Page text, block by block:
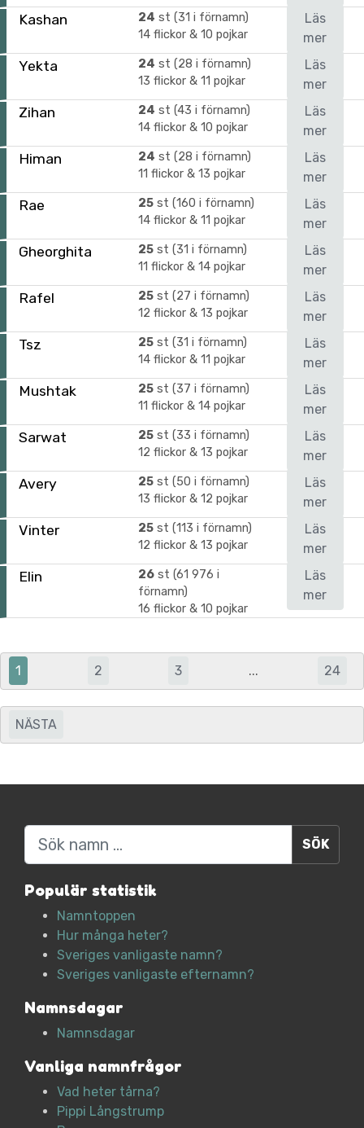
Kashan 24 st (31 i förnamn)
14 flickor & 10 pojkar
Läs
mer
Yekta 24 st (28 i förnamn)
13 flickor & 11 pojkar
Läs
mer
Zihan 24 st (43 i förnamn)
14 flickor & 10 pojkar
Läs
mer
Himan 24 st (28 i förnamn)
11 flickor & 13 pojkar
Läs
mer
Rae 25st (160 i förnamn)
14 flickor & 11 pojkar
Läs
mer
Gheorghita 25st (31 i förnamn)
11 flickor & 14 pojkar
Läs
mer
Rafel 25st (27 i förnamn)
12 flickor & 13 pojkar
Läs
mer
Tsz 25st (31 i förnamn)
14 flickor & 11 pojkar
Läs
mer
Mushtak 25st (37 i förnamn)
11 flickor & 14 pojkar
Läs
mer
Sarwat 25st (33 i förnamn)
12 flickor & 13 pojkar
Läs
mer
Avery 25st (50 i förnamn)
13 flickor & 12 pojkar
Läs
mer
Vinter 25st (113 i förnamn)
12 flickor & 13 pojkar
Läs
mer
Elin 26st (61 976 i
förnamn)
16 flickor & 10 pojkar
Läs
mer
1 2 3 ... 24
NÄSTA
Sök
Populär statistik
Namntoppen
Hur många heter?
Sveriges vanligaste namn?
Sveriges vanligaste efternamn?
Namnsdagar
Namnsdagar
Vanliga namnfrågor
Vad heter tårna?
Pippi Långstrump